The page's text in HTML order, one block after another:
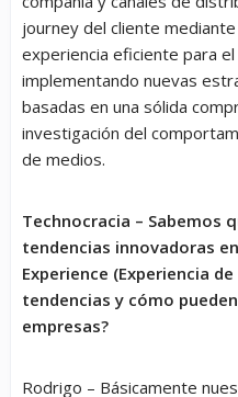
journey del cliente
experiencia eficiente para
implementando nuevas
basadas en una sólida
investigación del
de medios.
Technocracia – Sabemos
tendencias innovadoras
Experience (Experiencia
tendencias y cómo
empresas?
Rodrigo – Básicamente